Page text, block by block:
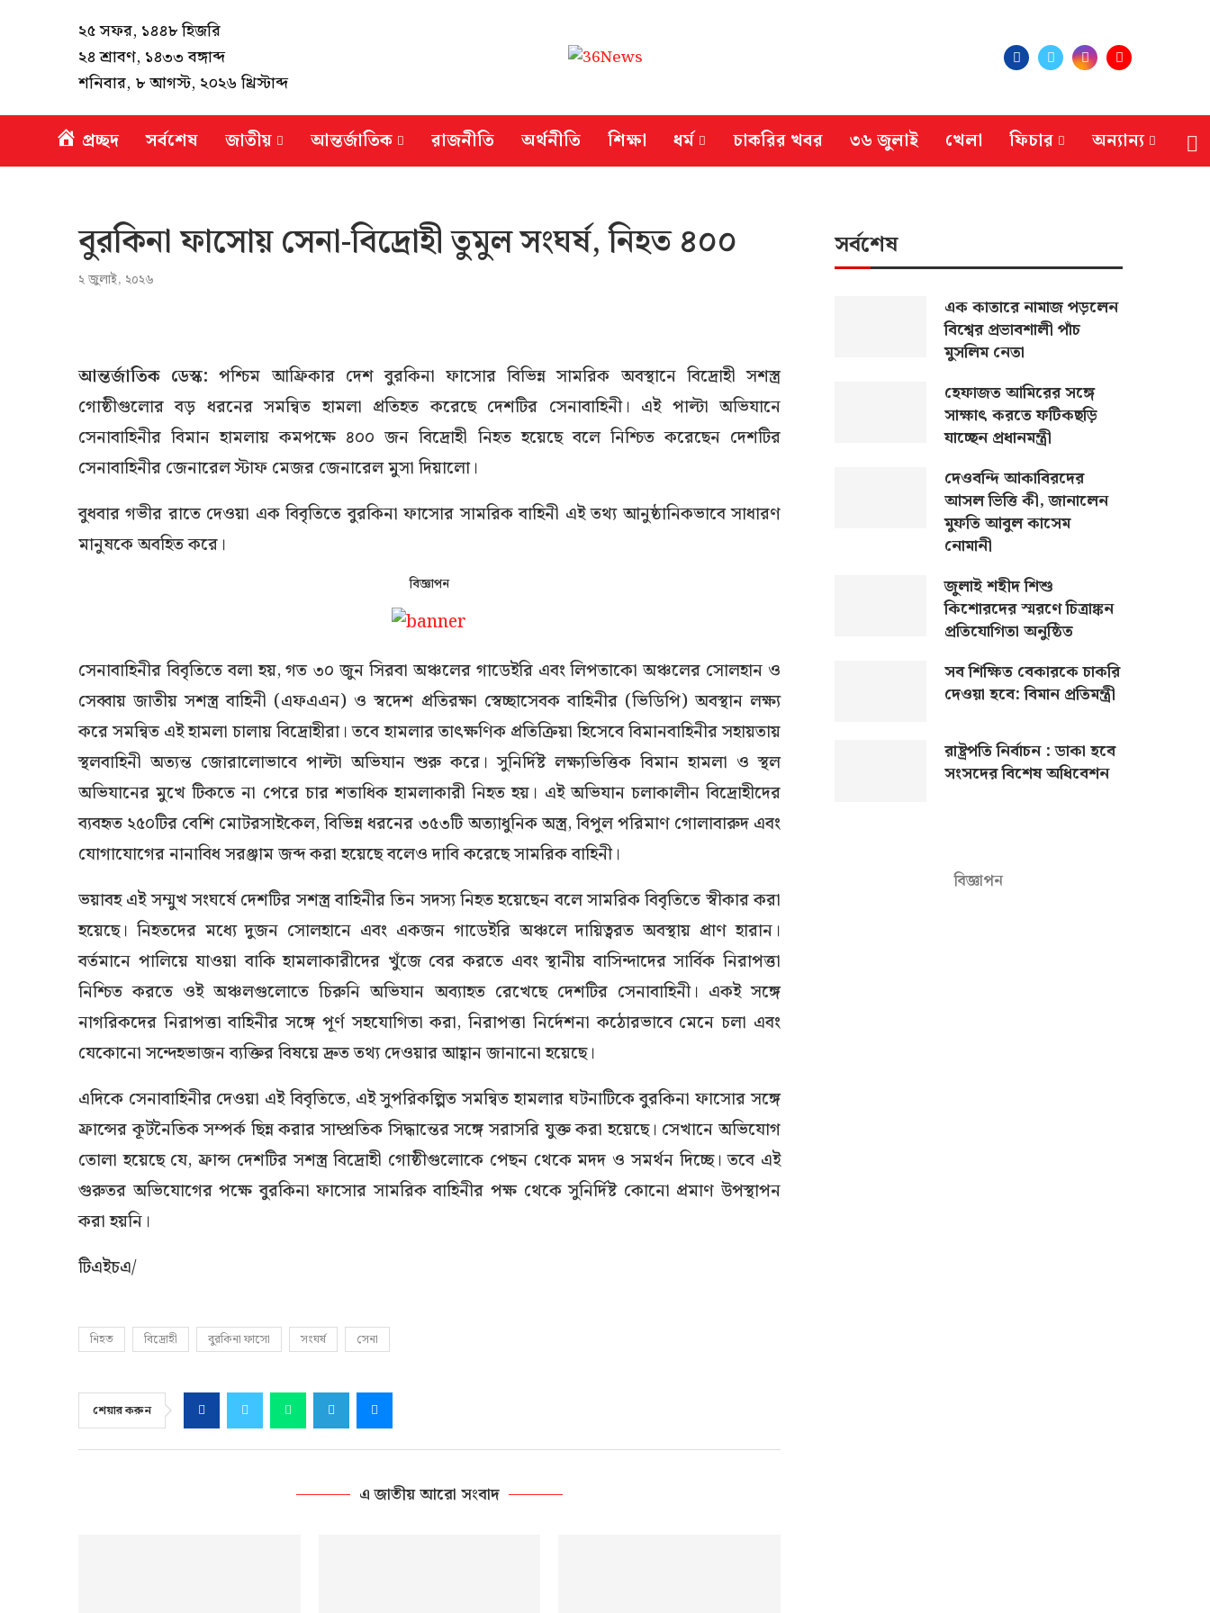
২৫ সফর, ১৪৪৮ হিজরি
২৪ শ্রাবণ, ১৪৩৩ বঙ্গাব্দ
শনিবার, ৮ আগস্ট, ২০২৬ খ্রিস্টাব্দ
প্রচ্ছদ সর্বশেষ জাতীয় আন্তর্জাতিক রাজনীতি অর্থনীতি শিক্ষা ধর্ম চাকরির খবর ৩৬ জুলাই খেলা ফিচার অন্যান্য
বুরকিনা ফাসোয় সেনা-বিদ্রোহী তুমুল সংঘর্ষ, নিহত ৪০০
২ জুলাই, ২০২৬
আন্তর্জাতিক ডেস্ক: পশ্চিম আফ্রিকার দেশ বুরকিনা ফাসোর বিভিন্ন সামরিক অবস্থানে বিদ্রোহী সশস্ত্র
গোষ্ঠীগুলোর বড় ধরনের সমন্বিত হামলা প্রতিহত করেছে দেশটির সেনাবাহিনী। এই পাল্টা অভিযানে
সেনাবাহিনীর বিমান হামলায় কমপক্ষে ৪০০ জন বিদ্রোহী নিহত হয়েছে বলে নিশ্চিত করেছেন দেশটির
সেনাবাহিনীর জেনারেল স্টাফ মেজর জেনারেল মুসা দিয়ালো।
বুধবার গভীর রাতে দেওয়া এক বিবৃতিতে বুরকিনা ফাসোর সামরিক বাহিনী এই তথ্য আনুষ্ঠানিকভাবে সাধারণ
মানুষকে অবহিত করে।
বিজ্ঞাপন
সেনাবাহিনীর বিবৃতিতে বলা হয়, গত ৩০ জুন সিরবা অঞ্চলের গাডেইরি এবং লিপতাকো অঞ্চলের সোলহান ও
সেব্বায় জাতীয় সশস্ত্র বাহিনী (এফএএন) ও স্বদেশ প্রতিরক্ষা স্বেচ্ছাসেবক বাহিনীর (ভিডিপি) অবস্থান লক্ষ্য
করে সমন্বিত এই হামলা চালায় বিদ্রোহীরা। তবে হামলার তাৎক্ষণিক প্রতিক্রিয়া হিসেবে বিমানবাহিনীর সহায়তায়
স্থলবাহিনী অত্যন্ত জোরালোভাবে পাল্টা অভিযান শুরু করে। সুনির্দিষ্ট লক্ষ্যভিত্তিক বিমান হামলা ও স্থল
অভিযানের মুখে টিকতে না পেরে চার শতাধিক হামলাকারী নিহত হয়। এই অভিযান চলাকালীন বিদ্রোহীদের
ব্যবহৃত ২৫০টির বেশি মোটরসাইকেল, বিভিন্ন ধরনের ৩৫৩টি অত্যাধুনিক অস্ত্র, বিপুল পরিমাণ গোলাবারুদ এবং
যোগাযোগের নানাবিধ সরঞ্জাম জব্দ করা হয়েছে বলেও দাবি করেছে সামরিক বাহিনী।
ভয়াবহ এই সম্মুখ সংঘর্ষে দেশটির সশস্ত্র বাহিনীর তিন সদস্য নিহত হয়েছেন বলে সামরিক বিবৃতিতে স্বীকার করা
হয়েছে। নিহতদের মধ্যে দুজন সোলহানে এবং একজন গাডেইরি অঞ্চলে দায়িত্বরত অবস্থায় প্রাণ হারান।
বর্তমানে পালিয়ে যাওয়া বাকি হামলাকারীদের খুঁজে বের করতে এবং স্থানীয় বাসিন্দাদের সার্বিক নিরাপত্তা
নিশ্চিত করতে ওই অঞ্চলগুলোতে চিরুনি অভিযান অব্যাহত রেখেছে দেশটির সেনাবাহিনী। একই সঙ্গে
নাগরিকদের নিরাপত্তা বাহিনীর সঙ্গে পূর্ণ সহযোগিতা করা, নিরাপত্তা নির্দেশনা কঠোরভাবে মেনে চলা এবং
যেকোনো সন্দেহভাজন ব্যক্তির বিষয়ে দ্রুত তথ্য দেওয়ার আহ্বান জানানো হয়েছে।
এদিকে সেনাবাহিনীর দেওয়া এই বিবৃতিতে, এই সুপরিকল্পিত সমন্বিত হামলার ঘটনাটিকে বুরকিনা ফাসোর সঙ্গে
ফ্রান্সের কূটনৈতিক সম্পর্ক ছিন্ন করার সাম্প্রতিক সিদ্ধান্তের সঙ্গে সরাসরি যুক্ত করা হয়েছে। সেখানে অভিযোগ
তোলা হয়েছে যে, ফ্রান্স দেশটির সশস্ত্র বিদ্রোহী গোষ্ঠীগুলোকে পেছন থেকে মদদ ও সমর্থন দিচ্ছে। তবে এই
গুরুতর অভিযোগের পক্ষে বুরকিনা ফাসোর সামরিক বাহিনীর পক্ষ থেকে সুনির্দিষ্ট কোনো প্রমাণ উপস্থাপন
করা হয়নি।
টিএইচএ/
নিহত বিদ্রোহী বুরকিনা ফাসো সংঘর্ষ সেনা
শেয়ার করুন
এ জাতীয় আরো সংবাদ
সর্বশেষ
এক কাতারে নামাজ পড়লেন
বিশ্বের প্রভাবশালী পাঁচ
মুসলিম নেতা
হেফাজত আমিরের সঙ্গে
সাক্ষাৎ করতে ফটিকছড়ি
যাচ্ছেন প্রধানমন্ত্রী
দেওবন্দি আকাবিরদের
আসল ভিত্তি কী, জানালেন
মুফতি আবুল কাসেম
নোমানী
জুলাই শহীদ শিশু
কিশোরদের স্মরণে চিত্রাঙ্কন
প্রতিযোগিতা অনুষ্ঠিত
সব শিক্ষিত বেকারকে চাকরি
দেওয়া হবে: বিমান প্রতিমন্ত্রী
রাষ্ট্রপতি নির্বাচন : ডাকা হবে
সংসদের বিশেষ অধিবেশন
বিজ্ঞাপন